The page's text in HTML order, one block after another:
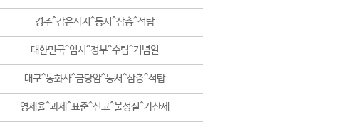
경주^감은사지^동서^삼층^석탑
대한민국^임시^정부^수립^기념일
대구^동화사^금당암^동서^삼층^석탑
영세율^과세^표준^신고^불성실^가산세